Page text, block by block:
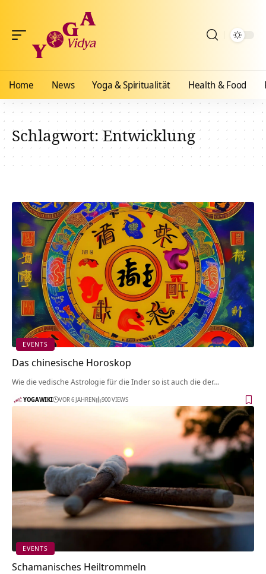
Home News Yoga & Spiritualität Health & Food
Schlagwort:Entwicklung
EVENTS
Das chinesische Horoskop
Wie die vedische Astrologie für die Inder so ist auch die der…
YOGAWIKI VOR 6 JAHREN 900 VIEWS
EVENTS
Schamanisches Heiltrommeln